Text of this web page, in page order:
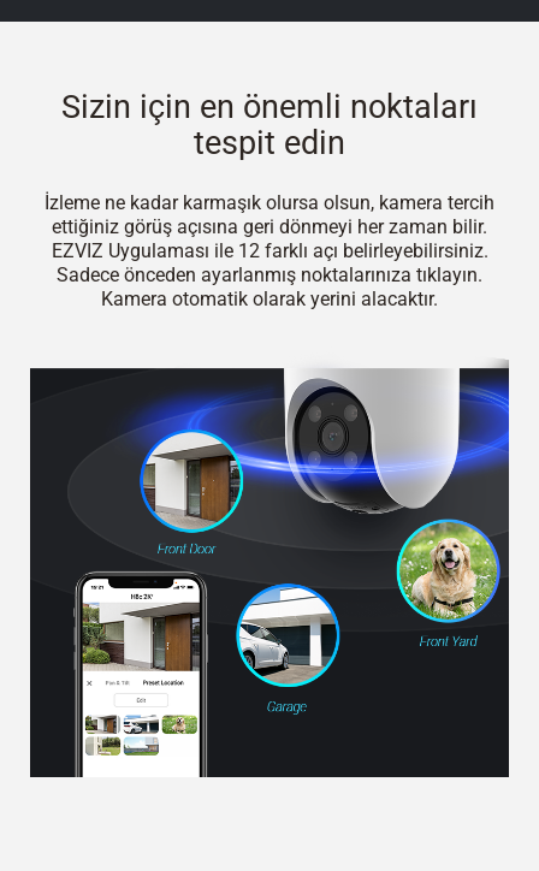
Sizin için en önemli noktaları
tespit edin
İzleme ne kadar karmaşık olursa olsun, kamera tercih
ettiğiniz görüş açısına geri dönmeyi her zaman bilir.
EZVIZ Uygulaması ile 12 farklı açı belirleyebilirsiniz.
Sadece önceden ayarlanmış noktalarınıza tıklayın.
Kamera otomatik olarak yerini alacaktır.